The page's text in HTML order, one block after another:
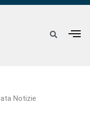
Notizie